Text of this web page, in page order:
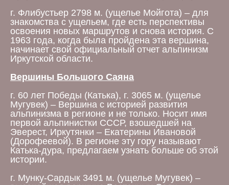
г. Флибустьер 2798 м. (ущелье Мойгота) – для
знакомства с ущельем, где есть перспективы
освоения новых маршрутов и снова история. С
1963 года, когда была пройдена эта вершина,
начинает свой официальный отчет альпинизм
Иркутской области.
Вершины Большого Саяна
г. 60 лет Победы (Катька), г. 3065 м. (ущелье
Мугувек) – Вершина с историей развития
альпинизма в регионе и не только. Носит имя
первой альпинистки СССР, взошедшей на
Эверест, Иркутянки – Екатерины Ивановой
(Дорофеевой). В регионе эту гору называют
Катька-дура, предлагаем узнать больше об этой
истории.
г. Мунку-Сардык 3491 м. (ущелье Мугувек) –